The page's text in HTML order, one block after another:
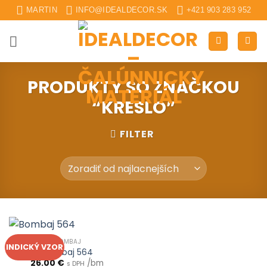
Skip
to
content
MARTIN INFO@IDEALDECOR.SK +421 903 283 952
PRODUKTY SO ZNAČKOU
“KRESLO”
FILTER
INDICKÝ VZOR
BOMBAJ
Bombaj 564
26.00€ s DPH /bm